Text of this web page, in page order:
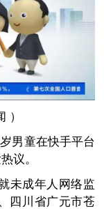
）
男童在快手平台
议。
未成年人网络监
四川省广元市苍